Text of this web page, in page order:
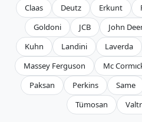
Claas
Deutz Erkunt
Goldoni
JCB John
Kuhn
Landini Laverda
Massey Ferguson
Mc
Paksan
Perkins Same
Tümosan